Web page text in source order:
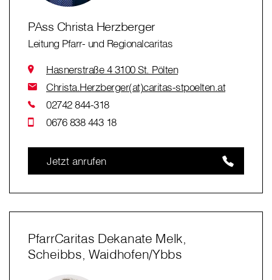
PAss Christa Herzberger
Leitung Pfarr- und Regionalcaritas
Hasnerstraße 4 3100 St. Pölten
Christa.Herzberger(at)caritas-stpoelten.at
02742 844-318
0676 838 443 18
Jetzt anrufen
PfarrCaritas Dekanate Melk,
Scheibbs, Waidhofen/Ybbs